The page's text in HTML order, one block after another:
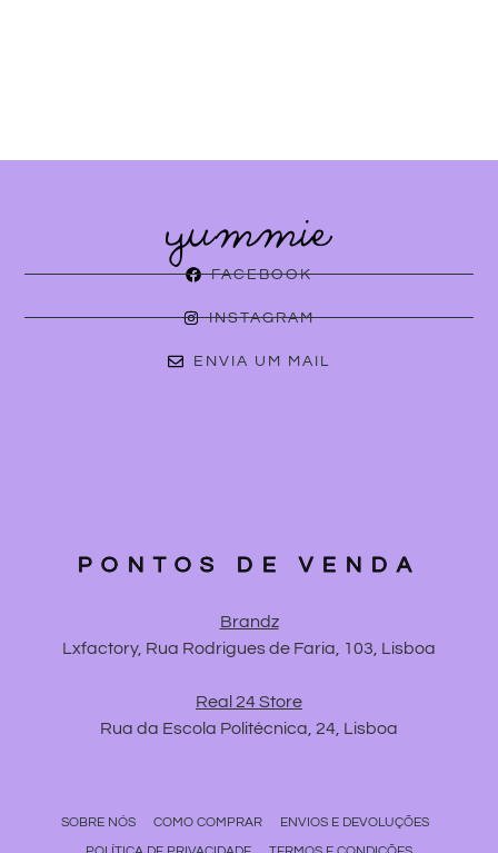
FACEBOOK
INSTAGRAM
ENVIA UM MAIL
PONTOS DE VENDA
Brandz
Lxfactory, Rua Rodrigues de Faria, 103, Lisboa
Real 24 Store
Rua da Escola Politécnica, 24, Lisboa
SOBRE NÓS COMO COMPRAR
ENVIOS E DEVOLUÇÕES